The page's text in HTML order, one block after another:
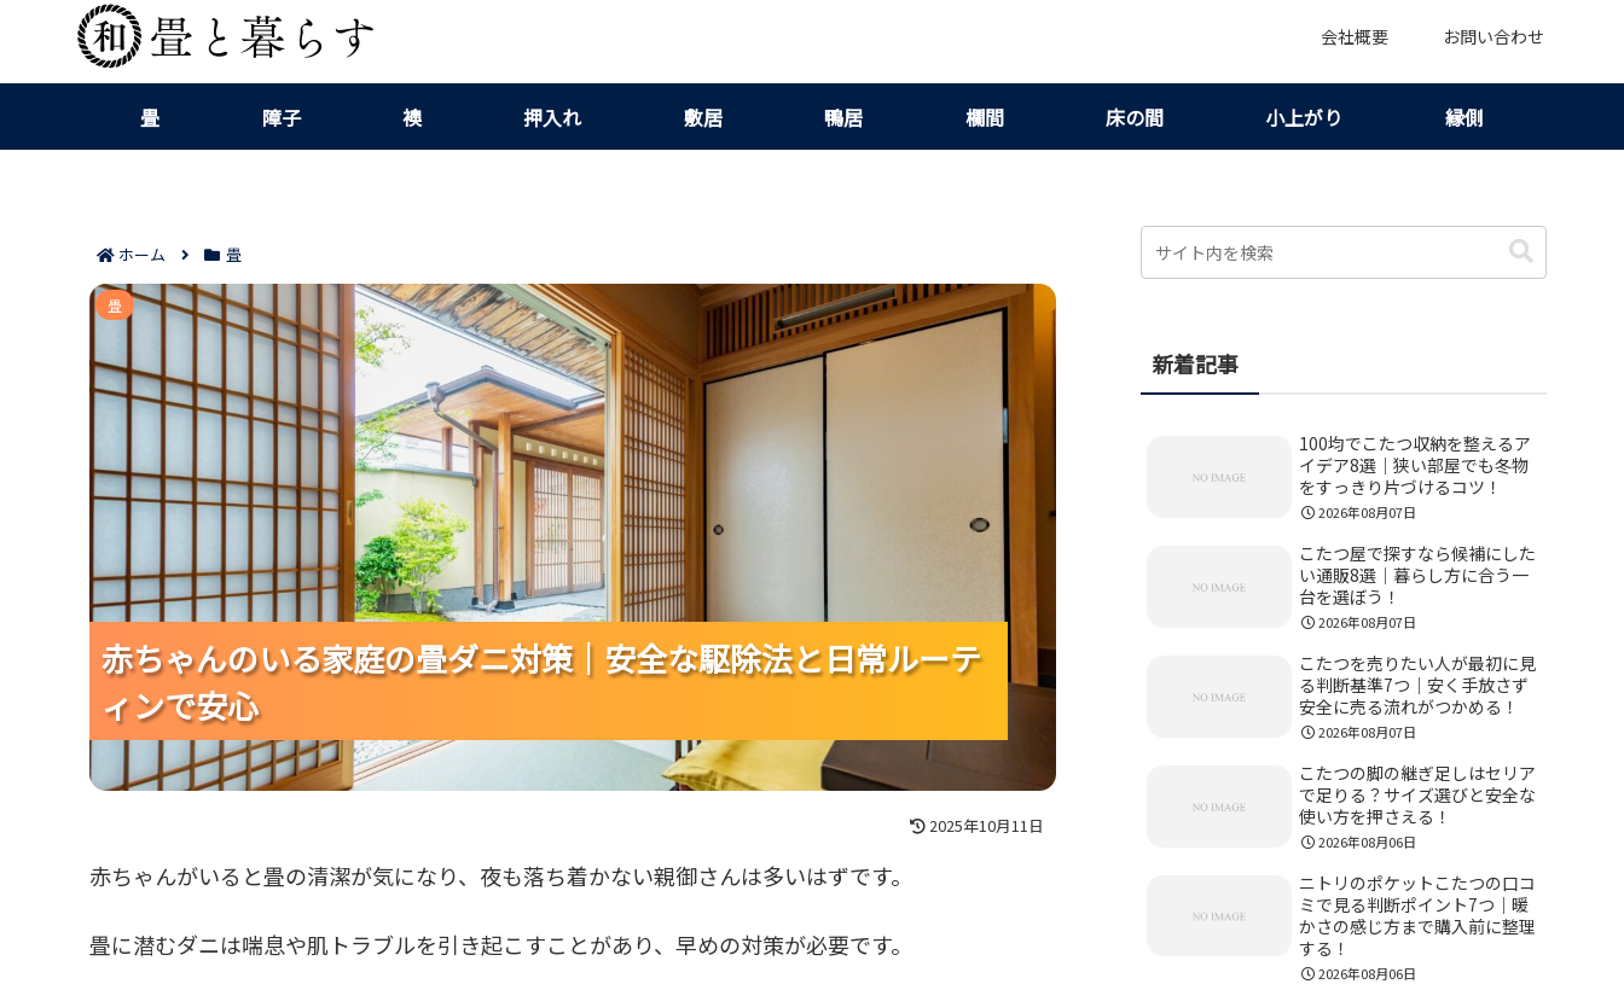
会社概要 お問い合わせ
畳 障子 襖 押入れ 敷居 鴨居 欄間 床の間 小上がり 縁側
ホーム 畳
赤ちゃんのいる家庭の畳ダニ対策｜安全な駆除法と日常ルーティンで安心
赤ちゃんのいる家庭の畳ダニ対策｜安全な駆除法と日常ルーテ
ィンで安心
赤ちゃんのいる家庭の畳ダニ対策｜安全な駆除法と日常ルーテ
ィンで安心
赤ちゃんのいる家庭の畳ダニ対策｜安全な駆除法と日常ルーテ
ィンで安心
畳
2025年10月11日
赤ちゃんがいると畳の清潔が気になり、夜も落ち着かない親御さんは多いはずです。
畳に潜むダニは喘息や肌トラブルを引き起こすことがあり、早めの対策が必要です。
新着記事
100均でこたつ収納を整えるア
イデア8選｜狭い部屋でも冬物
をすっきり片づけるコツ！
2026年08月07日
こたつ屋で探すなら候補にした
い通販8選｜暮らし方に合う一
台を選ぼう！
2026年08月07日
こたつを売りたい人が最初に見
る判断基準7つ｜安く手放さず
安全に売る流れがつかめる！
2026年08月07日
こたつの脚の継ぎ足しはセリア
で足りる？サイズ選びと安全な
使い方を押さえる！
2026年08月06日
ニトリのポケットこたつの口コ
ミで見る判断ポイント7つ｜暖
かさの感じ方まで購入前に整理
する！
2026年08月06日